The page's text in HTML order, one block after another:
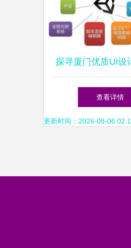
探寻厦门优质UI设
焦江璐教育，解析
作培训
查看详情
更新时间：2026-08-06